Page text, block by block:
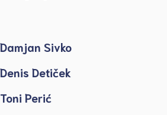
Damjan Sivko
Denis Detiček
Toni Perić